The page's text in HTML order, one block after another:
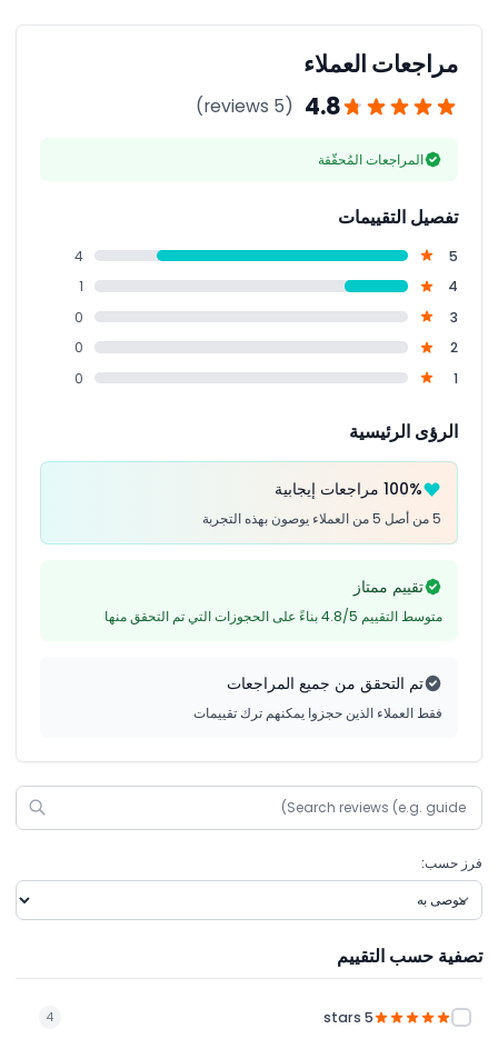
مراجعات العملاء
4.8
(5 reviews)
المراجعات المُحقّقة
تفصيل التقييمات
5
4
4
1
3
0
2
0
1
0
الرؤى الرئيسية
100% مراجعات إيجابية
5 من أصل 5 من العملاء يوصون بهذه التجربة
تقييم ممتاز
متوسط التقييم 4.8/5 بناءً على الحجوزات التي تم التحقق منها
تم التحقق من جميع المراجعات
فقط العملاء الذين حجزوا يمكنهم ترك تقييمات
فرز حسب:
تصفية حسب التقييم
5 stars
4